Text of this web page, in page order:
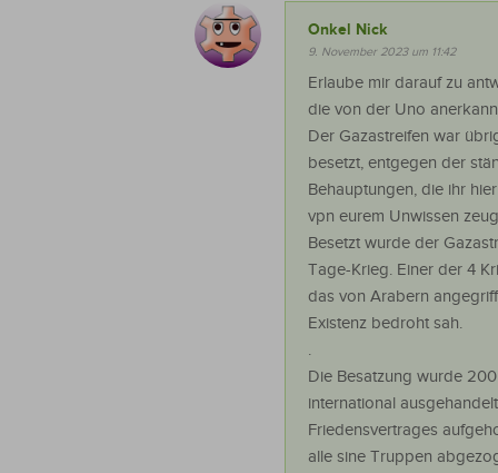
Onkel Nick
9. November 2023 um 11:42
Erlaube mir darauf zu
die von der Uno
Der Gazastreifen war
besetzt, entgegen der
Behauptungen, die ihr
vpn eurem Unwissen
Besetzt wurde der
Tage-Krieg. Einer der 4
das von Arabern
Existenz bedroht sah.
.
Die Besatzung wurde
international
Friedensvertrages
alle sine Truppen